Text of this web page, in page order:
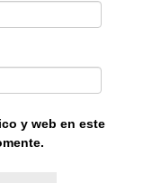
y web en este